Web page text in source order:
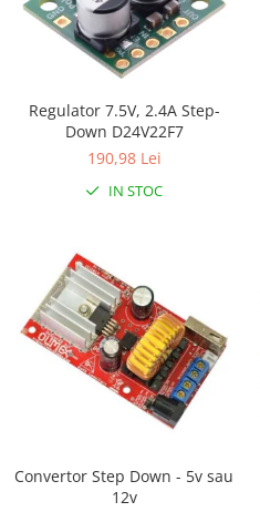
Regulator 7.5V, 2.4A Step-
Down D24V22F7
190,98 Lei
IN STOC
Convertor Step Down - 5v sau
12v